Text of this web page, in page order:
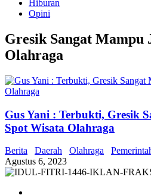
Hiburan
Opini
Gresik Sangat Mampu
Olahraga
Gus Yani : Terbukti, Gresik
Spot Wisata Olahraga
Berita Daerah Olahraga
Agustus 6, 2023